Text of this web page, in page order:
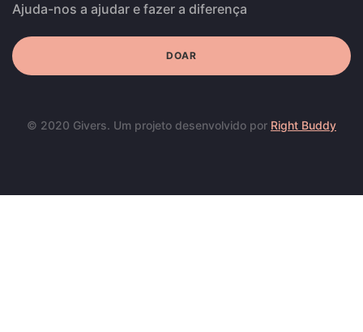
Ajuda-nos a ajudar e fazer a diferença
DOAR
© 2020 Givers. Um projeto desenvolvido por Right Buddy